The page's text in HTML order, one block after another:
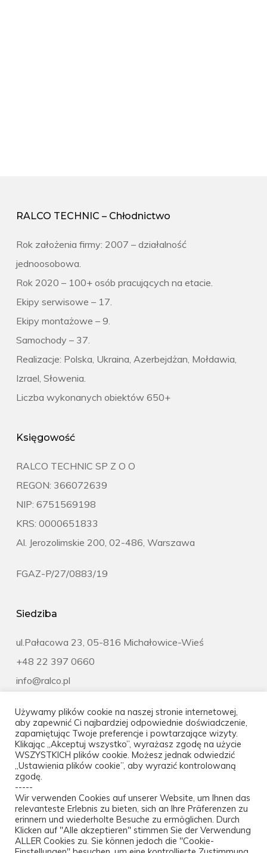
RALCO TECHNIC – Chłodnictwo
Rok założenia firmy: 2007 – działalność
jednoosobowa.
Rok 2020 – 100+ osób pracujących na etacie.
Ekipy serwisowe – 17.
Ekipy montażowe – 9.
Samochody – 37.
Realizacje: Polska, Ukraina, Azerbejdżan, Mołdawia,
Izrael, Słowenia.
Liczba wykonanych obiektów 650+
Księgowość
RALCO TECHNIC SP Z O O
REGON: 366072639
NIP: 6751569198
KRS: 0000651833
Al. Jerozolimskie 200, 02-486, Warszawa
FGAZ-P/27/0883/19
Siedziba
ul.Pałacowa 23, 05-816 Michałowice-Wieś
+48 22 397 0660
info@ralco.pl
Mapa dojazdu
Polityka prywatności
Rzetelnafirma
Używamy plików cookie na naszej stronie internetowej,
aby zapewnić Ci najbardziej odpowiednie doświadczenie,
zapamiętując Twoje preferencje i powtarzające wizyty.
Klikając „Akceptuj wszystko”, wyrażasz zgodę na użycie
WSZYSTKICH plików cookie. Możesz jednak odwiedzić
„Ustawienia plików cookie”, aby wyrazić kontrolowaną
zgodę.
-----
Wir verwenden Cookies auf unserer Website, um Ihnen das
relevanteste Erlebnis zu bieten, sich an Ihre Präferenzen zu
erinnern und wiederholte Besuche zu ermöglichen. Durch
Klicken auf "Alle akzeptieren" stimmen Sie der Verwendung
ALLER Cookies zu. Sie können jedoch die "Cookie-